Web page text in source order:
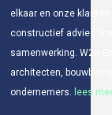
elkaar en onze
constructief advies
samenwerking. W2N
architecten,
ondernemers.
lees